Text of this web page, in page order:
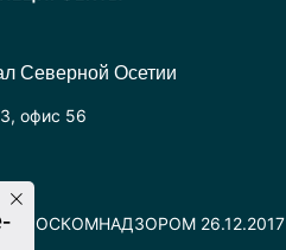
РОСКОМНАДЗОРОМ 26.12.2017
Северной Осетии
офис 56